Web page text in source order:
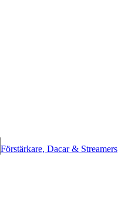
Förstärkare, Dacar & Streamers